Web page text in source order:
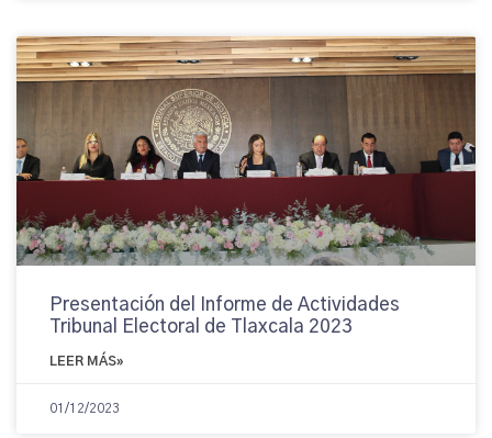
Presentación del Informe de Actividades
Tribunal Electoral de Tlaxcala 2023
LEER MÁS»
01/12/2023